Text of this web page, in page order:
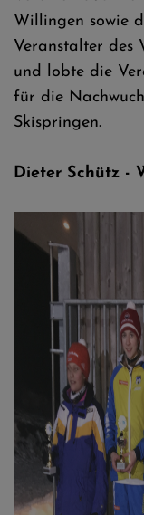
Willingen sowie
Veranstalter des
und lobte die
für die
Skispringen.
Dieter Schütz -